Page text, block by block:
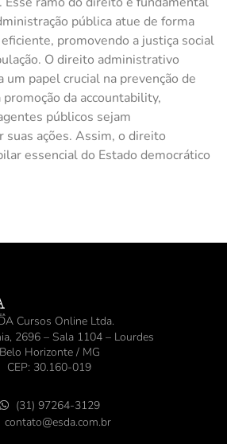
pública atue de forma
promovendo a justiça social
O direito administrativo
papel crucial na prevenção de
da accountability,
públicos sejam
suas ações. Assim, o direito
essencial do Estado democrático
Cursos Online Ltda.
2696 – Sala 1104 – Lourdes
Belo Horizonte / MG
CEP: 30.160-019
(31) 97264-3129
contato@esda.com.br